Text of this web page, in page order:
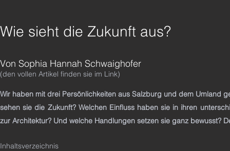
Wie sieht die Zukunft aus?
Von Sophia Hannah Schwaighofer
(den vollen Artikel finden sie im Link)
Wir haben mit drei Persönlichkeiten aus Salzburg und dem Umland
sehen sie die Zukunft? Welchen Einfluss haben sie in ihren
zur Architektur? Und welche Handlungen setzen sie ganz bewusst?
Inhaltsverzeichnis